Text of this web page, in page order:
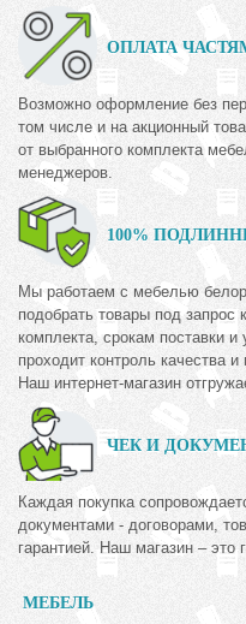
ОПЛАТА
Возможно оформление без
том числе и на акционный
от выбранного комплекта
менеджеров.
100%
Мы работаем с мебелью
подобрать товары под запрос
комплекта, срокам поставки
проходит контроль качества
Наш интернет-магазин
ЧЕК И
Каждая покупка
документами - договорами,
гарантией. Наш магазин – это
МЕБЕЛЬ